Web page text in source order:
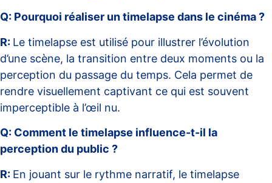
Q: Pourquoi réaliser un timelapse dans le cinéma ?
R: Le timelapse est utilisé pour illustrer l’évolution
d’une scène, la transition entre deux moments ou la
perception du passage du temps. Cela permet de
rendre visuellement captivant ce qui est souvent
imperceptible à l’œil nu.
Q: Comment le timelapse influence-t-il la
perception du public ?
R: En jouant sur le rythme narratif, le timelapse